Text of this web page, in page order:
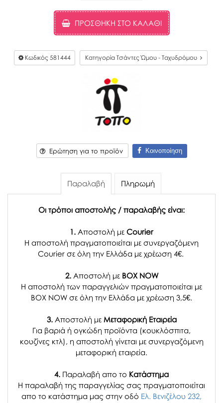
ΠΡΟΣΘΉΚΗ ΣΤΟ ΚΑΛΆΘΙ
Κωδικός 581444 Κατηγορία Τσάντες Ώμου - Ταχυδρόμου
Ερώτηση για το προϊόν Κοινοποίηση
Παραλαβή Πληρωμή
Οι τρόποι αποστολής / παραλαβής είναι:
1. Αποστολή με Courier
Η αποστολή πραγματοποιείται με συνεργαζόμενη
Courier σε όλη την Ελλάδα με χρέωση 4€.
2. Αποστολή μεBOX NOW
Η αποστολή των παραγγελιών πραγματοποιείται με
BOX NOW σε όλη την Ελλάδα με χρέωση 3,5€.
3. Αποστολή μεΜεταφορική Εταιρεία
Για βαριά ή ογκώδη προϊόντα (κουκλόσπιτα,
κουζίνες κτλ), η αποστολή γίνεται με συνεργαζόμενη
μεταφορική εταιρεία.
4. Παραλαβή απο το Κατάστημα
H παραλαβή της παραγγελίας σας πραγματοποιείται
απο το κατάστημα μας στην οδό Ελ. Βενιζέλου 232,